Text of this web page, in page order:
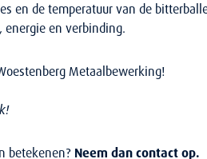
en de temperatuur van de
energie en verbinding.
Metaalbewerking!
betekenen? Neem dan contact op.